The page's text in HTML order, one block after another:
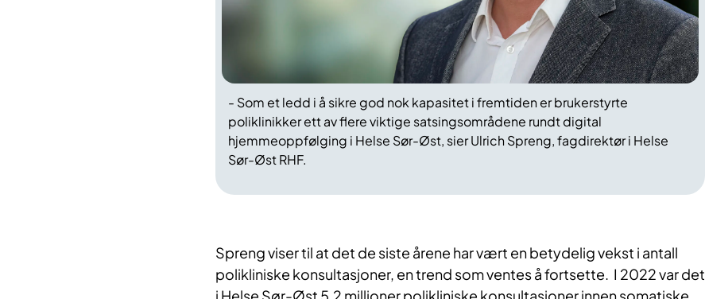
- Som et ledd i å sikre god nok kapasitet i fremtiden er brukerstyrte
poliklinikker ett av flere viktige satsingsområdene rundt digital
hjemmeoppfølging i Helse Sør-Øst, sier Ulrich Spreng, fagdirektør i Helse
Sør-Øst RHF.
Spreng viser til at det de siste årene har vært en betydelig vekst i antall
polikliniske konsultasjoner, en trend som ventes å fortsette. I 2022 var det